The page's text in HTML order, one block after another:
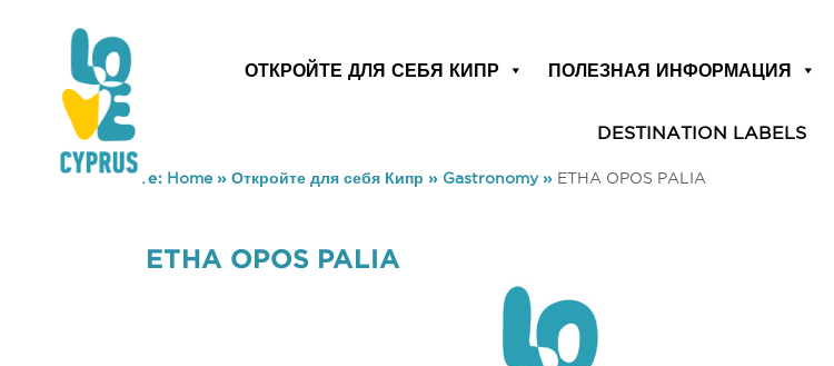
ОТКРОЙТЕ ДЛЯ СЕБЯ КИПР ПОЛЕЗНАЯ ИНФОРМАЦИЯ
DESTINATION LABELS
You are here: Home» Откройте для себя Кипр » Gastronomy» ETHA OPOS PALIA
ETHA OPOS PALIA